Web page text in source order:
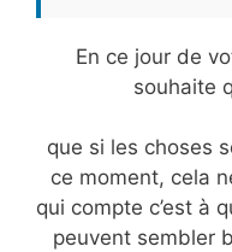
En ce jour de
souhaite
que si les choses
ce moment, cela
qui compte c’est à
peuvent sembler